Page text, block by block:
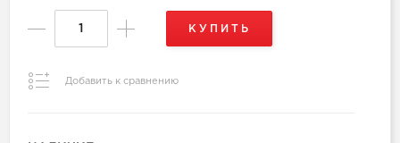
КУПИТЬ
Добавить к сравнению